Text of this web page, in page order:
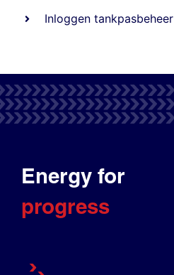
Inloggen tankpasbeheer
Energy for
progress